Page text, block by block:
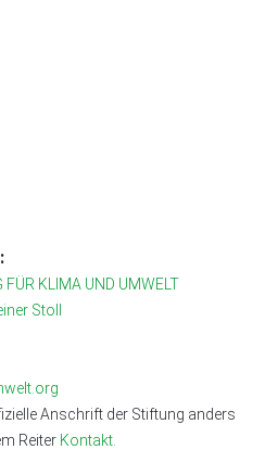
FÜR KLIMA UND UMWELT
Stoll
Anschrift der Stiftung anders
Reiter Kontakt.